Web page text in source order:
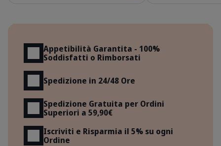
Appetibilità Garantita - 100%
Soddisfatti o Rimborsati
Spedizione in 24/48 Ore
Spedizione Gratuita per Ordini
Superiori a 59,90€
Iscriviti e Risparmia il 5% su ogni
Ordine